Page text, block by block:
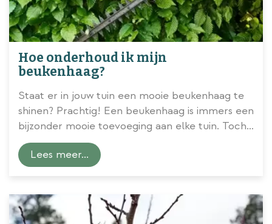
Hoe onderhoud ik mijn
beukenhaag?
Staat er in jouw tuin een mooie beukenhaag te
shinen? Prachtig! Een beukenhaag is immers een
bijzonder mooie toevoeging aan elke tuin. Toch
is het niet de meest gemakkelijke tuintopper en
kunnen er heel wat vragen opborrelen wanneer
aantal veelgestelde vragen voor je
beantwoorden. Zo weet je straks alles over het
Lees meer...